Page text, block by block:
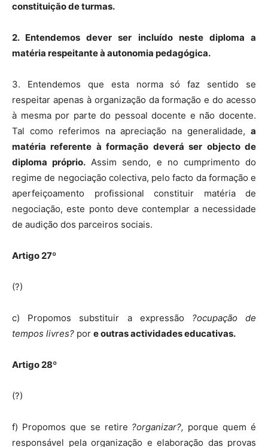
constituição de turmas.
2. Entendemos dever ser incluído neste diploma a
matéria respeitante à autonomia pedagógica.
3. Entendemos que esta norma só faz sentido se
respeitar apenas à organização da formação e do acesso
à mesma por parte do pessoal docente e não docente.
Tal como referimos na apreciação na generalidade, a
matéria referente à formação deverá ser objecto de
diploma próprio. Assim sendo, e no cumprimento do
regime de negociação colectiva, pelo facto da formação e
aperfeiçoamento profissional constituir matéria de
negociação, este ponto deve contemplar a necessidade
de audição dos parceiros sociais.
Artigo 27º
(?)
c) Propomos substituir a expressão ?ocupação de
tempos livres? por e outras actividades educativas.
Artigo 28º
(?)
f) Propomos que se retire ?organizar?, porque quem é
responsável pela organização e elaboração das provas